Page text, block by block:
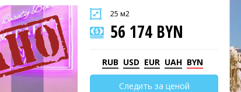
25 м2
56 174 BYN
RUB USD EUR UAH BYN
Следить за ценой